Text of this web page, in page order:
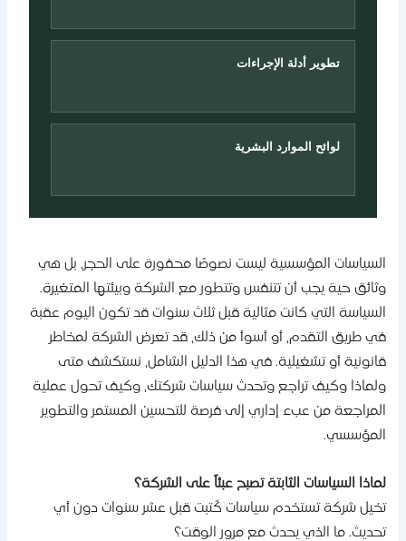
تطوير أدلة الإجراءات
لوائح الموارد البشرية
المؤسسية ليست نصوصًا محفورة على الحجر، بل هي
حية يجب أن تتنفس وتتطور مع الشركة وبيئتها المتغيرة.
التي كانت مثالية قبل ثلاث سنوات قد تكون اليوم عقبة
طريق التقدم، أو أسوأ من ذلك، قد تعرض الشركة لمخاطر
أو تشغيلية. في هذا الدليل الشامل، نستكشف متى
وكيف تراجع وتحدث سياسات شركتك، وكيف تحول عملية
من عبء إداري إلى فرصة للتحسين المستمر والتطوير
السياسات الثابتة تصبح عبئاً على الشركة؟
شركة تستخدم سياسات كُتبت قبل عشر سنوات دون أي
ما الذي يحدث مع مرور الوقت؟